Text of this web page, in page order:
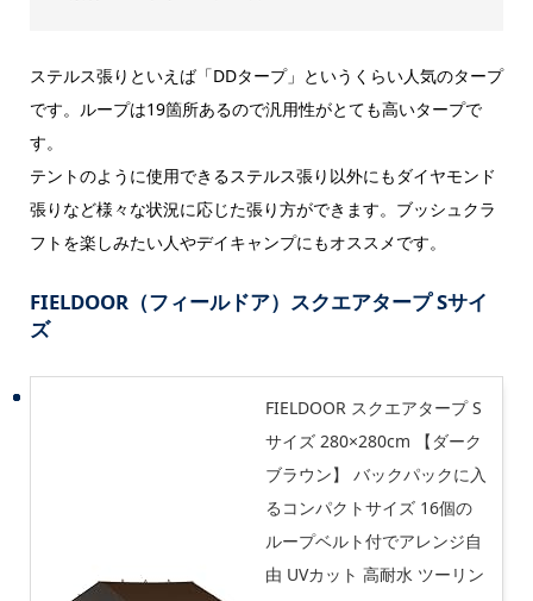
ステルス張りといえば「DDタープ」というくらい人気のタープ
です。ループは19箇所あるので汎用性がとても高いタープで
す。
テントのように使用できるステルス張り以外にもダイヤモンド
張りなど様々な状況に応じた張り方ができます。ブッシュクラ
フトを楽しみたい人やデイキャンプにもオススメです。
FIELDOOR（フィールドア）スクエアタープ Sサイ
ズ
FIELDOOR スクエアタープ S
サイズ 280×280cm 【ダーク
ブラウン】 バックパックに入
るコンパクトサイズ 16個の
ループベルト付でアレンジ自
由 UVカット 高耐水 ツーリン